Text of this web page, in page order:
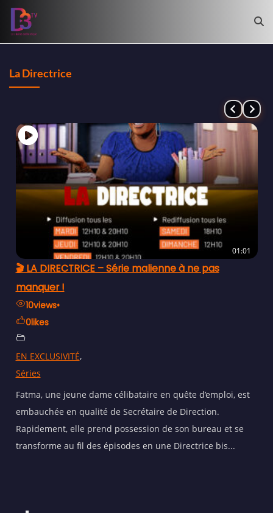
La Directrice
01:01
🎬 LA DIRECTRICE – Série malienne à ne pas
manquer !
10views•
0likes
EN EXCLUSIVITÉ,
Séries
Fatma, une jeune dame célibataire en quête d’emploi, est
embauchée en qualité de Secrétaire de Direction.
Rapidement, elle prend possession de son bureau et se
transforme au fil des épisodes en une Directrice bis...